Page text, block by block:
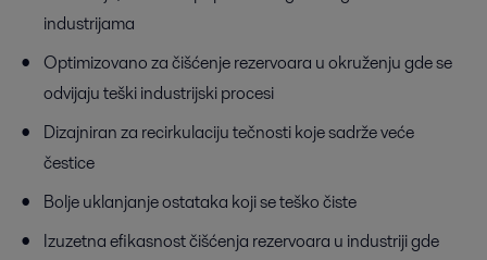
industrijama
Optimizovano za čišćenje rezervoara u okruženju gde se
odvijaju teški industrijski procesi
Dizajniran za recirkulaciju tečnosti koje sadrže veće
čestice
Bolje uklanjanje ostataka koji se teško čiste
Izuzetna efikasnost čišćenja rezervoara u industriji gde